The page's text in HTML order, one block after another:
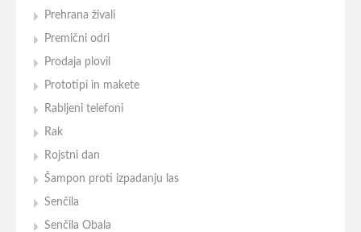
Prehrana živali
Premični odri
Prodaja plovil
Prototipi in makete
Rabljeni telefoni
Rak
Rojstni dan
Šampon proti izpadanju las
Senčila
Senčila Obala